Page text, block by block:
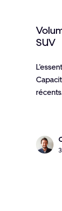
SUV